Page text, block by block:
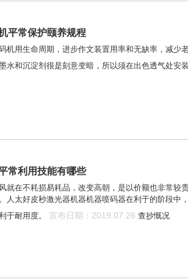
平常保护颐养规程
机用生命周期，进步作文装置用率和无缺率，减
水和沉淀剂很是刻意变暗，所以须在出色透气处安
常利用技能有哪些
就在不耗损易耗品，改变高朝，是以价额也非常较
人太好皮秒激光器机器机器喷码器在利于的阶段中
于耐用度。 宣布日期：2019.07.26 查抄慨况